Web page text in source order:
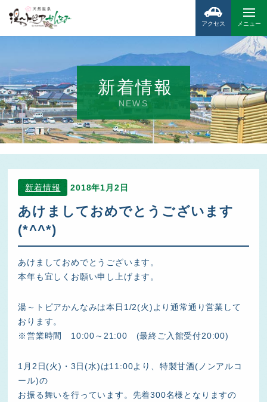
メニュー
アクセス
新着情報
NEWS
新着情報 2018年1月2日
あけましておめでとうございます
(*^^*)
あけましておめでとうございます。
本年も宜しくお願い申し上げます。
湯～トピアかんなみは本日1/2(火)より通常通り営業して
おります。
※営業時間 10:00～21:00 (最終ご入館受付20:00)
1月2日(火)・3日(水)は11:00より、特製甘酒(ノンアルコ
ール)の
お振る舞いを行っています。先着300名様となりますの